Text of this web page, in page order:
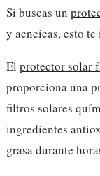
Si buscas un
y acneicas, esto te
El protector solar
proporciona una
filtros solares
ingredientes
grasa durante